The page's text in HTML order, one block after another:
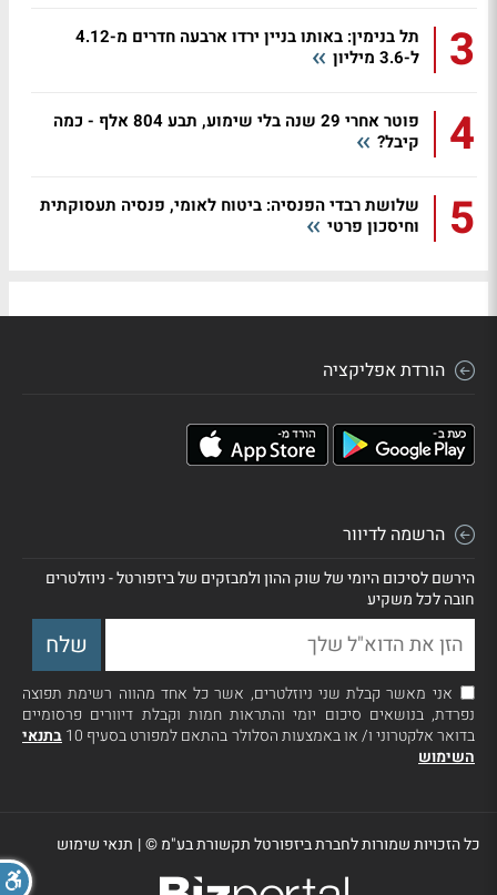
3
תל בנימין: באותו בניין ירדו ארבעה חדרים מ-4.12
ל-3.6 מיליון
4
פוטר אחרי 29 שנה בלי שימוע, תבע 804 אלף - כמה
קיבל?
5
שלושת רבדי הפנסיה: ביטוח לאומי, פנסיה תעסוקתית
וחיסכון פרטי
הורדת אפליקציה
הרשמה לדיוור
הירשם לסיכום היומי של שוק ההון ולמבזקים של ביזפורטל - ניוזלטרים
חובה לכל משקיע
אני מאשר קבלת שני ניוזלטרים, אשר כל אחד מהווה רשימת תפוצה
נפרדת, בנושאים סיכום יומי והתראות חמות וקבלת דיוורים פרסומיים
בדואר אלקטרוני ו/ או באמצעות הסלולר בהתאם למפורט בסעיף 10
בתנאי
השימוש
כל הזכויות שמורות לחברת ביזפורטל תקשורת בע"מ ©| תנאי שימוש